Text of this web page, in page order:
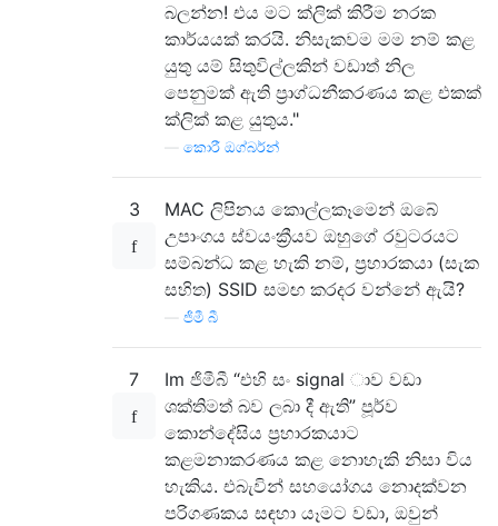
බලන්න! එය මට ක්ලික් කිරීම නරක
කාර්යයක් කරයි. නිසැකවම මම නම් කළ
යුතු යම් සිතුවිල්ලකින් වඩාත් නිල
පෙනුමක් ඇති ප්‍රාග්ධනීකරණය කළ එකක්
ක්ලික් කළ යුතුය."
කොරී ඔග්බර්න්
3
MAC ලිපිනය කොල්ලකෑමෙන් ඔබේ
උපාංගය ස්වයංක්‍රීයව ඔහුගේ රවුටරයට
සම්බන්ධ කළ හැකි නම්, ප්‍රහාරකයා (සැක
සහිත) SSID සමඟ කරදර වන්නේ ඇයි?
ජිමී බී
7
Im ජිමීබී “එහි සං signal ාව වඩා
ශක්තිමත් බව ලබා දී ඇති” පූර්ව
කොන්දේසිය ප්‍රහාරකයාට
කළමනාකරණය කළ නොහැකි නිසා විය
හැකිය. එබැවින් සහයෝගය නොදක්වන
පරිගණකය සඳහා යෑමට වඩා, ඔවුන්